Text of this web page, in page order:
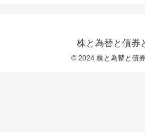
株と為替と債券
© 2024 株と為替と債券